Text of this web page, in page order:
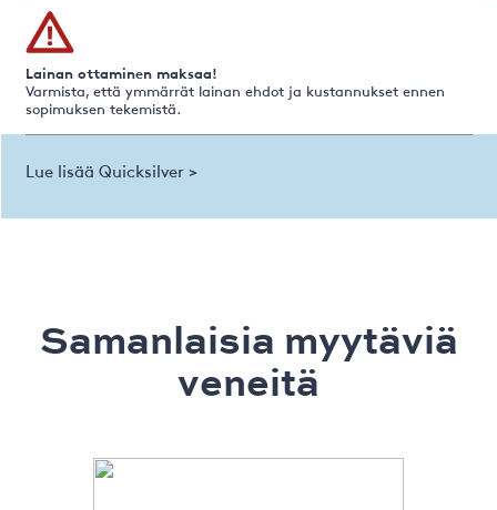
Lainan ottaminen maksaa!
Varmista, että ymmärrät lainan ehdot ja kustannukset ennen
sopimuksen tekemistä.
Lue lisää Quicksilver >
Samanlaisia ​​myytäviä
veneitä